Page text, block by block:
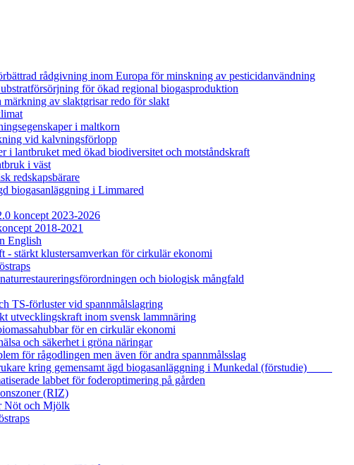
rådgivning inom Europa för minskning av pesticidanvändning
för ökad regional biogasproduktion
av slaktgrisar redo för slakt
i maltkorn
vid kalvningsförlopp
i lantbruket med ökad biodiversitet och motståndskraft
i väst
redskapsbärare
biogasanläggning i Limmared
koncept 2023-2026
2018-2021
English
- stärkt klustersamverkan för cirkulär ekonomi
och biologisk mångfald
TS-förluster vid spannmålslagring
utvecklingskraft inom svensk lammnäring
för en cirkulär ekonomi
och säkerhet i gröna näringar
för rågodlingen men även för andra spannmålsslag
kring gemensamt ägd biogasanläggning i Munkedal (förstudie)
labbet för foderoptimering på gården
(RIZ)
Nöt och Mjölk